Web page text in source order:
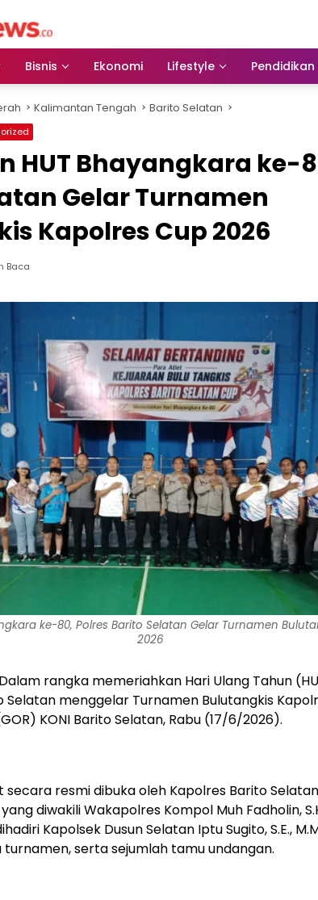
Bisnis Ekonomi Lifestyle Pendidikan
Kalimantan Tengah Barito Selatan
HUT Bhayangkara ke-
Gelar Turnamen
Kapolres Cup 2026
Baca
ke-80, Polres Barito Selatan Gelar Turnamen
2026
Dalam rangka memeriahkan Hari Ulang Tahun
Selatan menggelar Turnamen Bulutangkis
KONI Barito Selatan, Rabu (17/6/2026).
resmi dibuka oleh Kapolres Barito Selatan
yang diwakili Wakapolres Kompol Muh Fadholin,
Kapolsek Dusun Selatan Iptu Sugito, S.E.,
serta sejumlah tamu undangan.